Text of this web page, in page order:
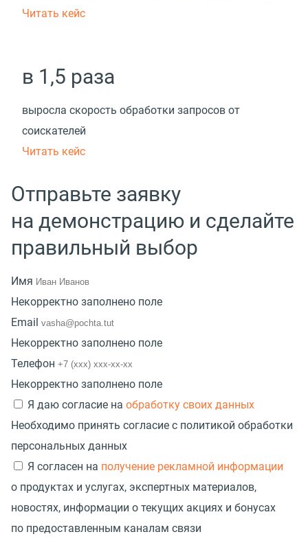
Читать кейс
в 1,5 раза
выросла скорость обработки запросов от
соискателей
Читать кейс
Отправьте заявку
на демонстрацию и сделайте
правильный выбор
Имя
Некорректно заполнено поле
Email
Некорректно заполнено поле
Телефон
Некорректно заполнено поле
Я даю согласие на обработку своих данных
Необходимо принять согласие с политикой обработки
персональных данных
Я согласен на получение рекламной информации
о продуктах и услугах, экспертных материалов,
новостях, информации о текущих акциях и бонусах
по предоставленным каналам связи